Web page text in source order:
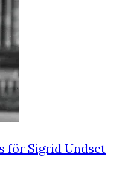
för Sigrid Undset